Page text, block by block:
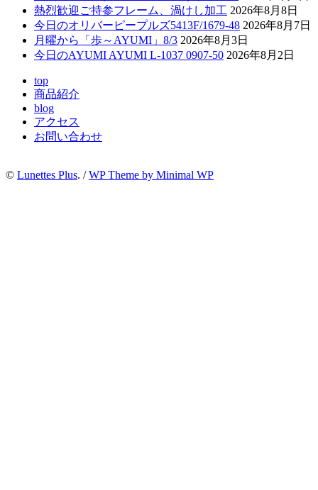
熱烈歓迎ご持参フレーム、渦けし加工 2026年8月8日
今日のオリバーピープルズ5413F/1679-48 2026年8月7日
月曜から「歩～AYUMI」8/3 2026年8月3日
今日のAYUMI AYUMI L-1037 0907-50 2026年8月2日
top
商品紹介
blog
アクセス
お問い合わせ
© Lunettes Plus. /WP Theme by Minimal WP